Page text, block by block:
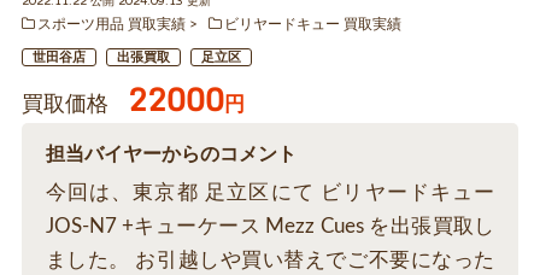
スポーツ用品 買取実績
ビリヤードキュー 買取実績
世田谷店 出張買取 足立区
買取価格 22000円
担当バイヤーからのコメント
今回は、東京都 足立区にて ビリヤードキュー
JOS-N7 +キューケース Mezz Cues を出張買取し
ました。 お引越しや買い替えでご不要になった